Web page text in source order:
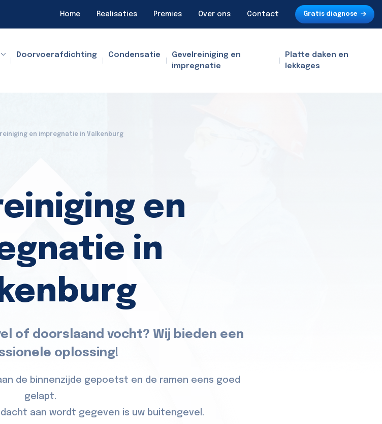
Home Realisaties Premies Over ons Contact Gratis diagnose
Doorvoerafdichting Condensatie
Gevelreiniging en
impregnatie
Platte daken en
lekkages
en impregnatie in Valkenburg
en
in
of doorslaand vocht? Wij bieden een
oplossing!
de binnenzijde gepoetst en de ramen eens goed
gelapt.
aan wordt gegeven is uw buitengevel.